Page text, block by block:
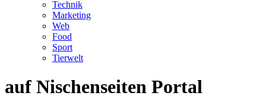
Technik
Marketing
Web
Food
Sport
Tierwelt
auf Nischenseiten Portal